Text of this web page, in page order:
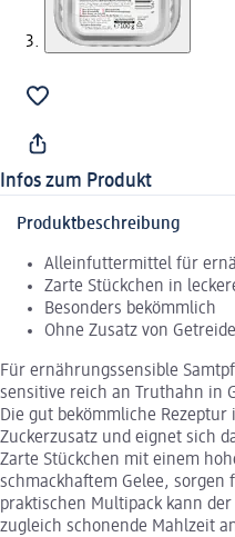
Infos zum Produkt
Produktbeschreibung
Alleinfuttermittel für
Zarte Stückchen in
Besonders bekömmlich
Ohne Zusatz von
Für ernährungssensible
sensitive reich an Truthahn in
Die gut bekömmliche Rezeptur
Zuckerzusatz und eignet sich
Zarte Stückchen mit einem
schmackhaftem Gelee, sorgen
praktischen Multipack kann
zugleich schonende Mahlzeit